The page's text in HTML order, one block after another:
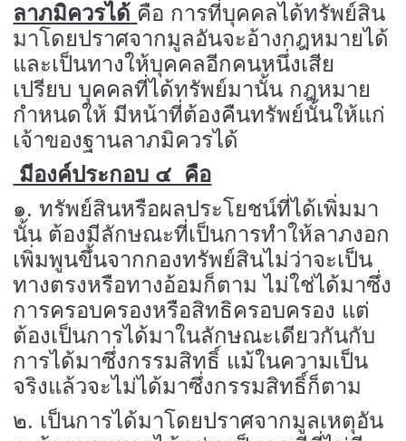
ลาภมิควรได้ คือ การที่บุคคลได้ทรัพย์สิน
มาโดยปราศจากมูลอันจะอ้างกฎหมายได้
และเป็นทางให้บุคคลอีกคนหนึ่งเสีย
เปรียบ บุคคลที่ได้ทรัพย์มานั้น กฎหมาย
กำหนดให้ มีหน้าที่ต้องคืนทรัพย์นั้นให้แก่
เจ้าของฐานลาภมิควรได้
มีองค์ประกอบ ๔ คือ
๑. ทรัพย์สินหรือผลประโยชน์ที่ได้เพิ่มมา
นั้น ต้องมีลักษณะที่เป็นการทำให้ลาภงอก
เพิ่มพูนขึ้นจากกองทรัพย์สินไม่ว่าจะเป็น
ทางตรงหรือทางอ้อมก็ตาม ไม่ใช่ได้มาซึ่ง
การครอบครองหรือสิทธิครอบครอง แต่
ต้องเป็นการได้มาในลักษณะเดียวกันกับ
การได้มาซึ่งกรรมสิทธิ์ แม้ในความเป็น
จริงแล้วจะไม่ได้มาซึ่งกรรมสิทธิ์ก็ตาม
๒. เป็นการได้มาโดยปราศจากมูลเหตุอัน